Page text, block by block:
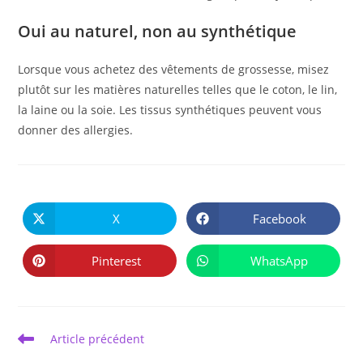
Oui au naturel, non au synthétique
Lorsque vous achetez des vêtements de grossesse, misez
plutôt sur les matières naturelles telles que le coton, le lin,
la laine ou la soie. Les tissus synthétiques peuvent vous
donner des allergies.
CE
CONTENU
Ouvrir
dans
une
autre
fenêtre
X Ouvrir
dans
une
autre
fenêtre
Facebook
Ouvrir
dans
Pinterest Ouvrir
dans
WhatsApp
Read
Article précédent